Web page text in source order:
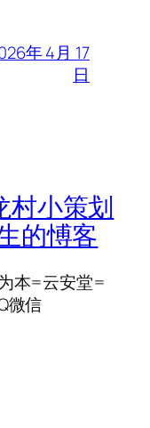
年 4月 17
日
小策划
的愽客
本=云安堂=
微信